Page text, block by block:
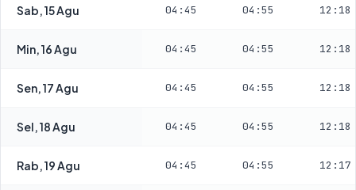
Sab, 15 Agu 04:45 04:55 12:18
Min, 16 Agu 04:45 04:55 12:18
Sen, 17 Agu 04:45 04:55 12:18
Sel, 18 Agu 04:45 04:55 12:18
Rab, 19 Agu 04:45 04:55 12:17